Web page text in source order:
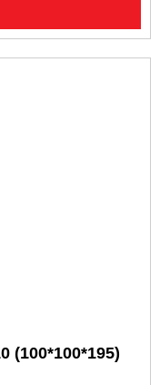
(100*100*195)